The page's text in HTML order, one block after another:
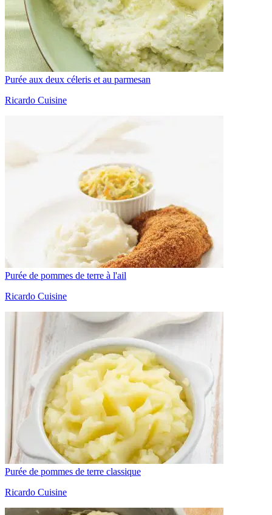
Purée aux deux céleris et au parmesan
Ricardo Cuisine
Purée de pommes de terre à l'ail
Ricardo Cuisine
Purée de pommes de terre classique
Ricardo Cuisine